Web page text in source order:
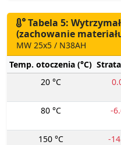
Tabela 5:
(zachowanie
MW 25x5 / N38AH
Temp. otoczenia (°C)
20 °C
80 °C -
150 °C -